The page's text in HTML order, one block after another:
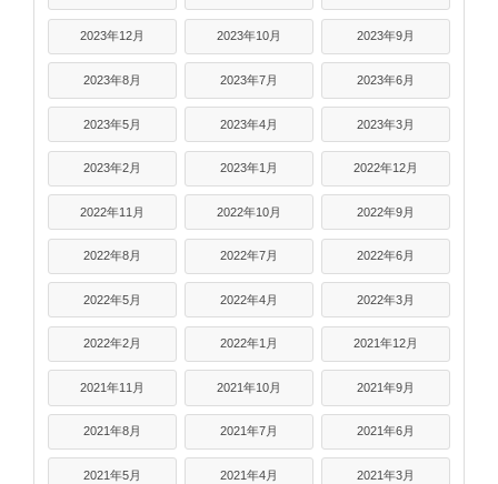
2023年12月 2023年10月 2023年9月
2023年8月 2023年7月 2023年6月
2023年5月 2023年4月 2023年3月
2023年2月 2023年1月 2022年12月
2022年11月 2022年10月 2022年9月
2022年8月 2022年7月 2022年6月
2022年5月 2022年4月 2022年3月
2022年2月 2022年1月 2021年12月
2021年11月 2021年10月 2021年9月
2021年8月 2021年7月 2021年6月
2021年5月 2021年4月 2021年3月